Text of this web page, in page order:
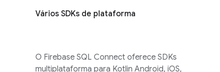
Vários SDKs de plataforma
O Firebase SQL Connect oferece SDKs
multiplataforma para Kotlin Android, iOS,